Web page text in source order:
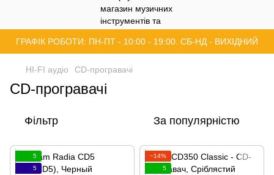
ГРАФІК РОБОТИ: ПН-ПТ - 10:00 - 19:00. СБ-НД - ВИХІДНИЙ
HI-FI аудіо CD-програвачі
CD-програвачі
Фільтр За популярністю
5
5
−14%
5